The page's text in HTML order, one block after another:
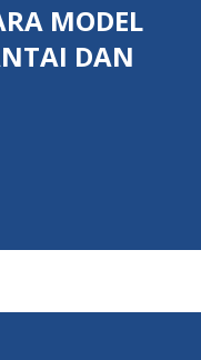
MODEL
DAN